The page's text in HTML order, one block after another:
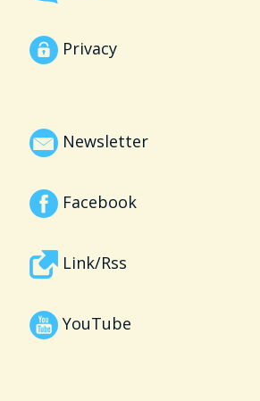
Privacy
Newsletter
Facebook
Link/Rss
YouTube